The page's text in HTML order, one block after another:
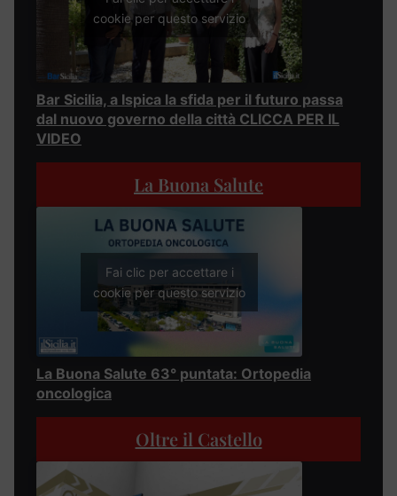
cookie per questo servizio
Bar Sicilia, a Ispica la sfida per il futuro passa
dal nuovo governo della città CLICCA PER IL
VIDEO
La Buona Salute
Fai clic per accettare i
cookie per questo servizio
La Buona Salute 63° puntata: Ortopedia
oncologica
Oltre il Castello